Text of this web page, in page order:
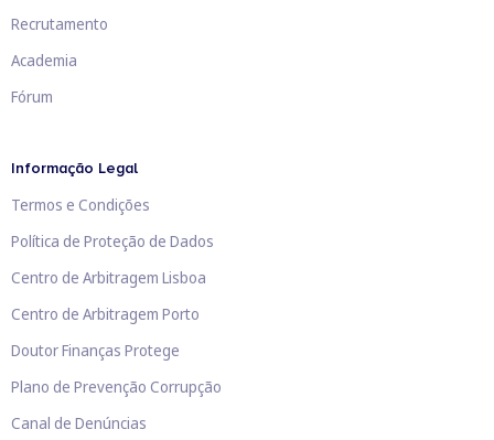
Recrutamento
Academia
Fórum
Informação Legal
Termos e Condições
Política de Proteção de Dados
Centro de Arbitragem Lisboa
Centro de Arbitragem Porto
Doutor Finanças Protege
Plano de Prevenção Corrupção
Canal de Denúncias